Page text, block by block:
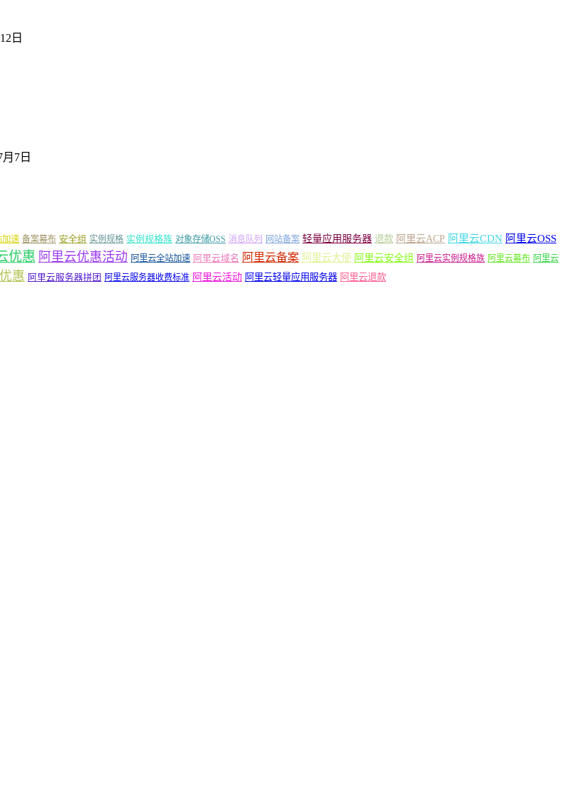
日
7日
加速 备案幕布 安全组 实例规格 实例规格族 对象存储OSS 消息队列 网站备案 轻量应用服务器 退款 阿里云ACP 阿里云CDN 阿里云OSS
优惠 阿里云优惠活动 阿里云全站加速 阿里云域名 阿里云备案 阿里云大使 阿里云安全组 阿里云实例规格族 阿里云幕布 阿里云
惠 阿里云服务器拼团 阿里云服务器收费标准 阿里云活动 阿里云轻量应用服务器 阿里云退款